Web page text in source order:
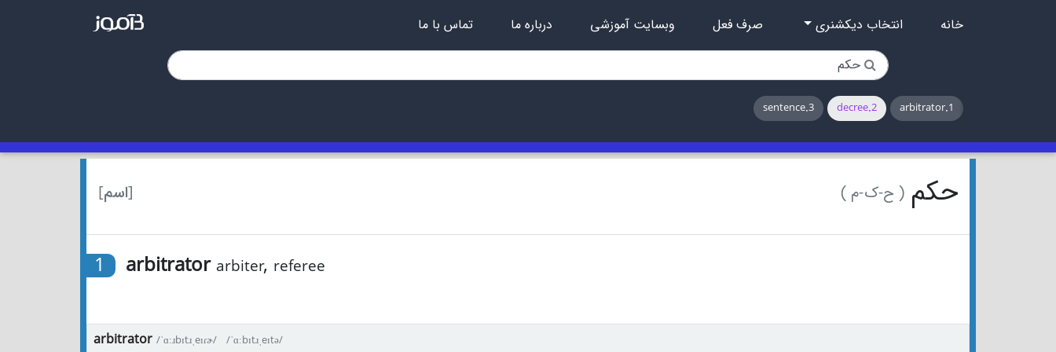
خانه انتخاب دیکشنری صرف فعل وبسایت آموزشی درباره ما تماس با ما
1.arbitrator
2.decree
3.sentence
[اسم] حکم ( ح-ک-م )
1 arbitrator arbiter
, referee
arbitrator /ˈɑːɹbɪtɹˌeɪɾɚ/ /ˈɑːbɪtɹˌeɪtə/